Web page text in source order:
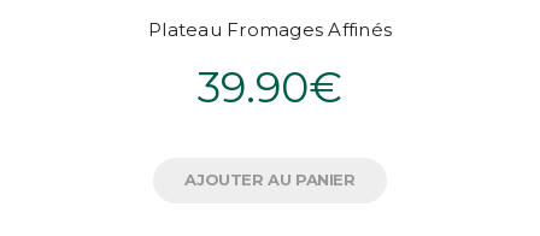
Plateau Fromages Affinés
39.90€
AJOUTER AU PANIER